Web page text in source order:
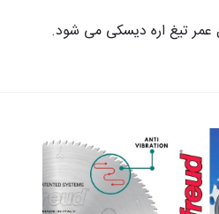
تیغ اره دیسکی می شود.